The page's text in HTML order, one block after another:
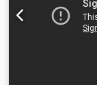
samenwerking
voorbehoud.